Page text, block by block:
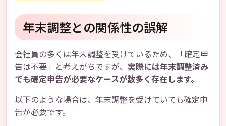
年末調整との関係性の誤解
会社員の多くは年末調整を受けているため、「確定申
告は不要」と考えがちですが、 実際には年末調整済み
でも確定申告が必要なケースが数多く存在します。
以下のような場合は、年末調整を受けていても確定申
告が必要です。